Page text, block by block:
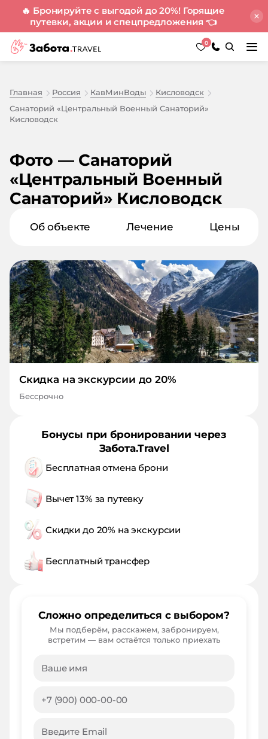
🔥 Бронируйте с выгодой до 20%! Горящие
путевки, акции и спецпредложения 👈
0
Главная Россия КавМинВоды
Кисловодск
Санаторий «Центральный Военный Санаторий»
Кисловодск
Фото — Санаторий
«Центральный Военный
Санаторий» Кисловодск
Об объекте Лечение Цены
Скидка на экскурсии до 20%
Бессрочно
Бонусы при бронировании через
Забота.Travel
Бесплатная отмена брони
Вычет 13% за путевку
Скидки до 20% на экскурсии
Бесплатный трансфер
Сложно определиться с выбором?
Мы подберём, расскажем, забронируем,
встретим — вам остаётся только приехать